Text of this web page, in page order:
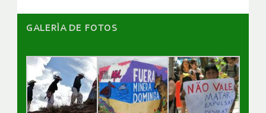
GALERÌA DE FOTOS